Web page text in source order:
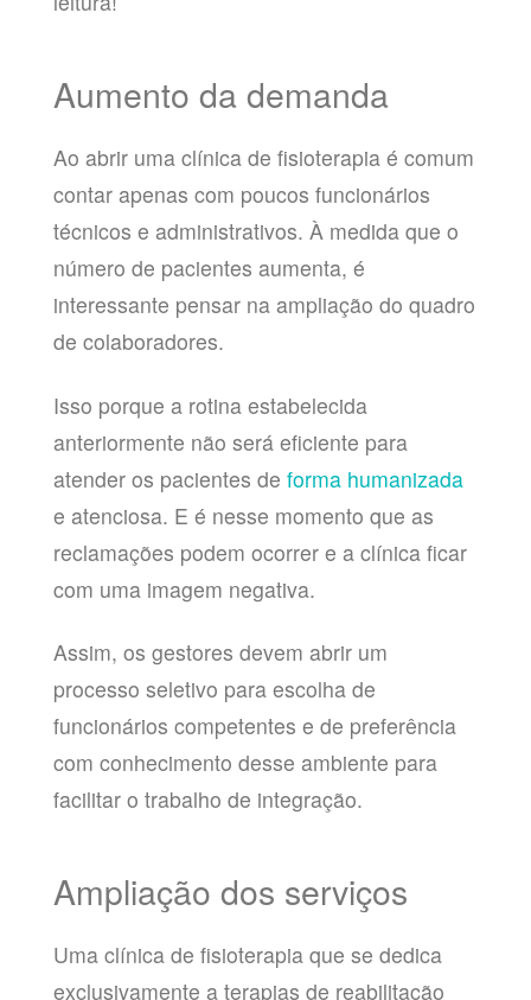
Aumento da demanda
Ao abrir uma clínica de fisioterapia é comum
contar apenas com poucos funcionários
técnicos e administrativos. À medida que o
número de pacientes aumenta, é
interessante pensar na ampliação do quadro
de colaboradores.
Isso porque a rotina estabelecida
anteriormente não será eficiente para
atender os pacientes de forma humanizada
e atenciosa. E é nesse momento que as
reclamações podem ocorrer e a clínica ficar
com uma imagem negativa.
Assim, os gestores devem abrir um
processo seletivo para escolha de
funcionários competentes e de preferência
com conhecimento desse ambiente para
facilitar o trabalho de integração.
Ampliação dos serviços
Uma clínica de fisioterapia que se dedica
exclusivamente a terapias de reabilitação